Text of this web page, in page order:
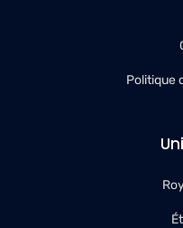
Politique